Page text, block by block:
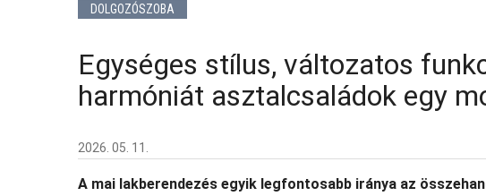
DOLGOZÓSZOBA
Egységes stílus, változatos
harmóniát asztalcsaládok egy
2026. 05. 11.
A mai lakberendezés egyik legfontosabb iránya az